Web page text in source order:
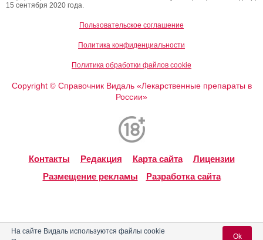
15 сентября 2020 года.
Пользовательское соглашение
Политика конфиденциальности
Политика обработки файлов cookie
Copyright ©Справочник Видаль «Лекарственные препараты в
России»
Контакты Редакция Карта сайта
Лицензии
Размещение рекламы
Разработка сайта
На сайте Видаль используются файлы cookie
Ok